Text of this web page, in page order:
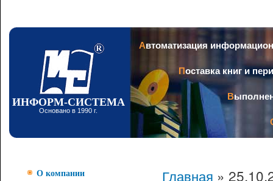
ИНФОРМ-СИСТЕМА
Основано в 1990 г.
Автоматизация
Поставка книг и
О компании Главная »